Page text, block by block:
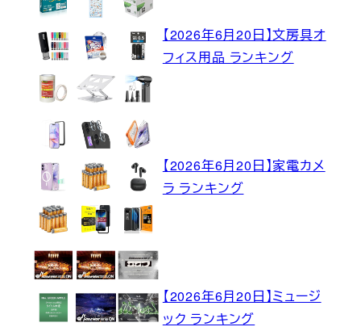
【2026年6月20日】文房具オ
フィス用品 ランキング
【2026年6月20日】家電カメ
ラ ランキング
【2026年6月20日】ミュージ
ック ランキング